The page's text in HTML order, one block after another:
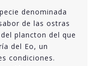
denominada
de las ostras
plancton del que
del Eo, un
condiciones.